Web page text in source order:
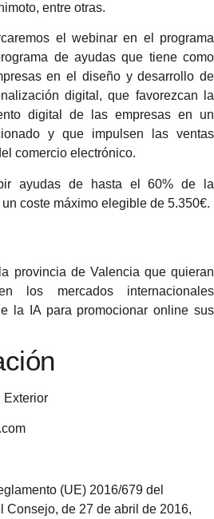
entre otras.
el webinar en el programa
de ayudas que tiene como
en el diseño y desarrollo de
digital, que favorezcan la
digital de las empresas en un
y que impulsen las ventas
comercio electrónico.
ayudas de hasta el 60% de la
coste máximo elegible de 5.350€.
provincia de Valencia que quieran
los mercados internacionales
la IA para promocionar online sus
Exterior
(UE) 2016/679 del
Consejo, de 27 de abril de 2016,